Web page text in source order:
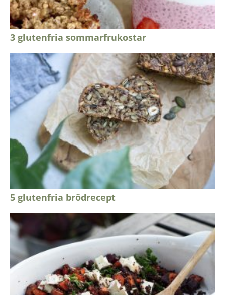
3 glutenfria sommarfrukostar
5 glutenfria brödrecept